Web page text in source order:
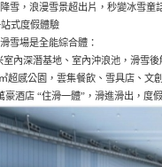
雪，浪漫雪景超出片，秒變冰雪童
式度假體驗
雪場是全能綜合體：
室內深潛基地、室內沖浪池，滑雪後
超感公園，雲集餐飲、雪具店、文
豪酒店 “住滑一體”，滑進滑出，度